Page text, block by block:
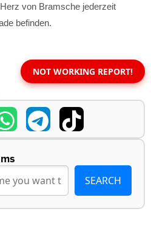
von Bramsche jederzeit
befinden.
NOT WORKING REPORT!